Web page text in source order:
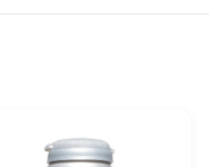
con vitamina C